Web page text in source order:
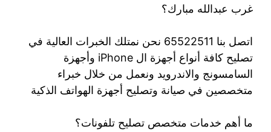
غرب عبدالله مبارك؟
اتصل بنا 65522511 نحن نمتلك الخبرات العالية في
تصليح كافة أنواع أجهزة ال iPhone وأجهزة
السامسونج والاندرويد ونعمل من خلال خبراء
متخصصين في صيانة وتصليح أجهزة الهواتف الذكية
ما أهم خدمات متخصص تصليح تلفونات؟